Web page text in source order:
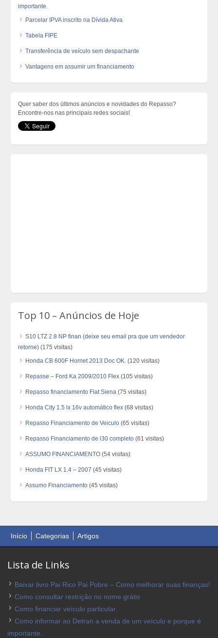
importante.
Parcelar IPVA inscrito na Dívida Ativa
Tabela FIPE
Transferência de veículo sem despachante
Vantagens em assumir um financiamento
Quer saber dos últimos anúncios e novidades do Repasso?
Encontre-nos nas principais redes sociais!
Top 10 – Anúncios de Hoje
S10 LTZ 2.8 NP finan (deixe seu email pra que um vendedor
retorne) (175 visitas)
Honda CB 600F Hornet 2013 Doc OK. (120 visitas)
Repasse – Ford Ka 2009/2010 Flex (105 visitas)
Repasso financiamento Fiat Siena (75 visitas)
Honda City 1.5 lx 16v automático flex (68 visitas)
Repasso Financiamento de Veiculo (65 visitas)
Repasso Financiamento de i30 completo (61 visitas)
ASSUMO FINANCIAMENTO (54 visitas)
Honda FIT LX 1.4 – 2007 (45 visitas)
Assumo Financiamento (45 visitas)
Início Categorias Artigos
Lista de Links
Baixar livro Pai Rico Pai Pobre – Como melhorar suas finanças!
Como consultar restrição no nome grátis
Como financiar veículo particular
Como informar ao Detran a venda de um veículo e porque é
importante.